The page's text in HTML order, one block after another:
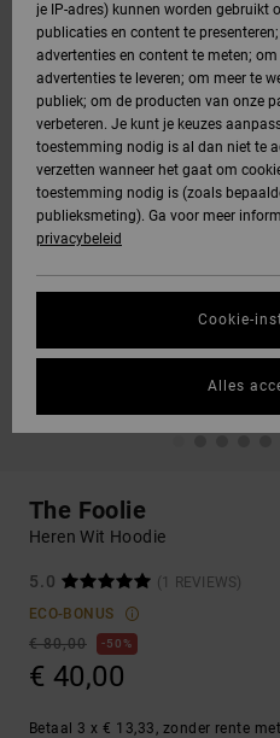
The Foolie
Heren Wit Hoodie
5.0
(1 REVIEWS)
ECO-BONUS
€ 80,00
50%
€ 40,00
Betaal 3 x € 13,33, zonder rente met
je IP-adres) kunnen worden gebruikt
publicaties en content te
advertenties en content te meten;
advertenties te leveren; om meer te
publiek; om de producten van onze
verbeteren. Je kunt je keuzes
toestemming nodig is al dan niet te
verzetten wanneer het gaat om
toestemming nodig is (zoals
publieksmeting). Ga voor meer
privacybeleid
Cookie-
Alles